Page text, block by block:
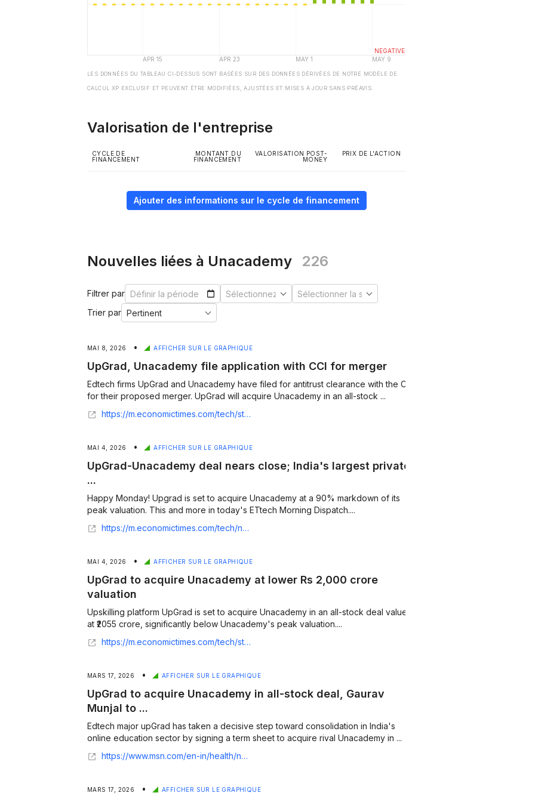
LES DONNÉES DU TABLEAU CI-DESSUS SONT BASÉES SUR DES DONNÉES DÉRIVÉES DE NOTRE MODÈLE DE
CALCUL XP EXCLUSIF ET PEUVENT ÊTRE MODIFIÉES, AJUSTÉES ET MISES À JOUR SANS PRÉAVIS.
Valorisation de l'entreprise
CYCLE DE
FINANCEMENT
MONTANT DU
FINANCEMENT
VALORISATION POST-
MONEY
PRIX DE L'ACTION
Ajouter des informations sur le cycle de financement
Nouvelles liées à Unacademy 226
Filtrer par
Trier par
MAI 8, 2026 • AFFICHER SUR LE GRAPHIQUE
UpGrad, Unacademy file application with CCI for merger
Edtech firms UpGrad and Unacademy have filed for antitrust clearance with the CCI
for their proposed merger. UpGrad will acquire Unacademy in an all-stock ...
https://m.economictimes.com/tech/startups/upgrad-unacademy-file-application-with-cci-for-merger/articleshow/130902678.cms
MAI 4, 2026 • AFFICHER SUR LE GRAPHIQUE
UpGrad-Unacademy deal nears close; India's largest private
...
Happy Monday! Upgrad is set to acquire Unacademy at a 90% markdown of its
peak valuation. This and more in today's ETtech Morning Dispatch....
https://m.economictimes.com/tech/newsletters/morning-dispatch/upgrad-unacademy-deal-nears-close-indias-largest-private-satellite-lifts-off/articleshow/130742571.cms
MAI 4, 2026 • AFFICHER SUR LE GRAPHIQUE
UpGrad to acquire Unacademy at lower Rs 2,000 crore
valuation
Upskilling platform UpGrad is set to acquire Unacademy in an all-stock deal valued
at ₹2055 crore, significantly below Unacademy's peak valuation....
https://m.economictimes.com/tech/startups/upgrad-to-acquire-unacademy-at-lower-rs-2000-crore-valuation/articleshow/130738922.cms
MARS 17, 2026 • AFFICHER SUR LE GRAPHIQUE
UpGrad to acquire Unacademy in all-stock deal, Gaurav
Munjal to ...
Edtech major upGrad has taken a decisive step toward consolidation in India's
online education sector by signing a term sheet to acquire rival Unacademy in ...
https://www.msn.com/en-in/health/nutrition/upgrad-to-acquire-unacademy-in-all-stock-deal-gaurav-munjal-to-remain-ceo/ar-AA1YG7od?ocid=finance-verthp-feeds&apiversion=v2&domshim=1&noservercache=1&noservertelemetry=1&batchservertelemetry=1&renderwebcomponents=1&wcseo=1
MARS 17, 2026 • AFFICHER SUR LE GRAPHIQUE